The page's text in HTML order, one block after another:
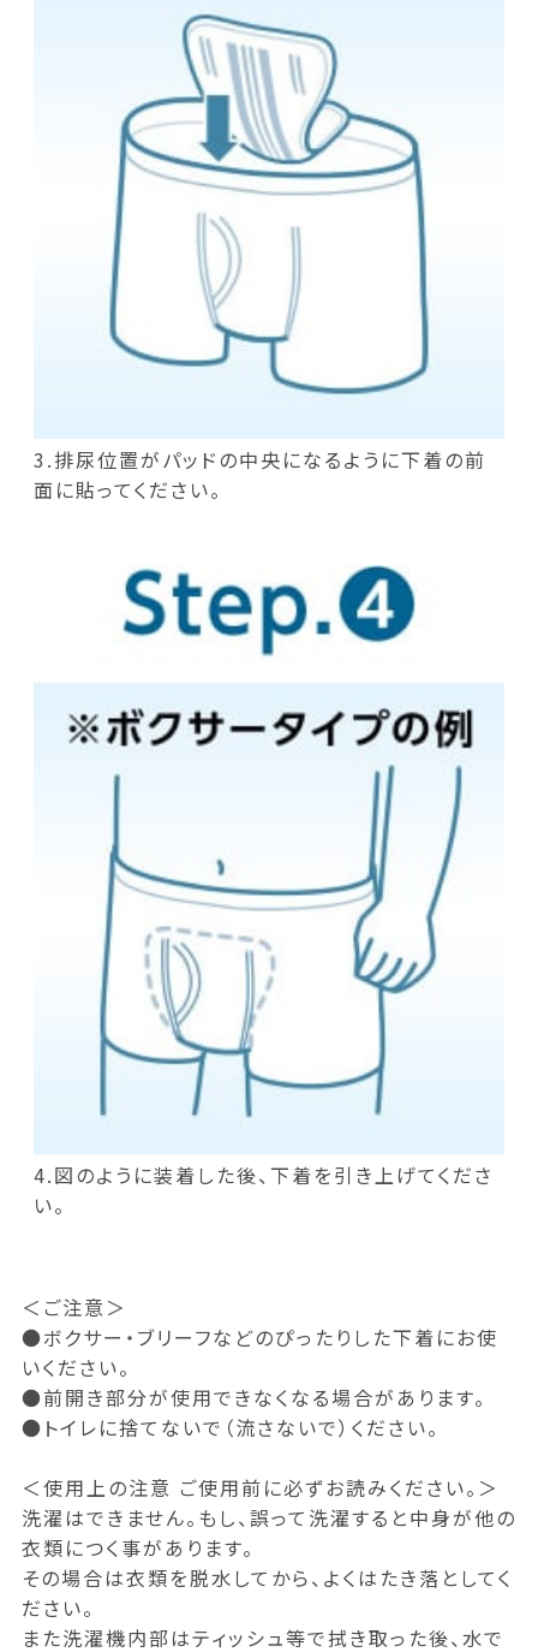
3.排尿位置がパッドの中央になるように下着の前
面に貼ってください。
4.図のように装着した後、下着を引き上げてくださ
い。
＜ご注意＞
●ボクサー・ブリーフなどのぴったりした下着にお使
いください。
●前開き部分が使用できなくなる場合があります。
●トイレに捨てないで（流さないで）ください。
＜使用上の注意 ご使用前に必ずお読みください。＞
洗濯はできません。もし、誤って洗濯すると中身が他の
衣類につく事があります。
その場合は衣類を脱水してから、よくはたき落としてく
ださい。
また洗濯機内部はティッシュ等で拭き取った後、水で